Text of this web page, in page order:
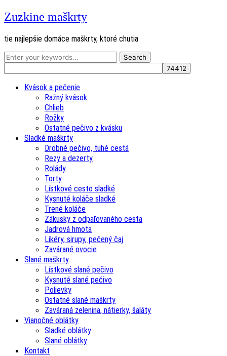
Zuzkine maškrty
tie najlepšie domáce maškrty, ktoré chutia
Kvások a pečenie
Ražný kvások
Chlieb
Rožky
Ostatné pečivo z kvásku
Sladké maškrty
Drobné pečivo, tuhé cestá
Rezy a dezerty
Rolády
Torty
Lístkové cesto sladké
Kysnuté koláče sladké
Trené koláče
Zákusky z odpaľovaného cesta
Jadrová hmota
Likéry, sirupy, pečený čaj
Zavárané ovocie
Slané maškrty
Lístkové slané pečivo
Kysnuté slané pečivo
Polievky
Ostatné slané maškrty
Zaváraná zelenina, nátierky, šaláty
Vianočné oblátky
Sladké oblátky
Slané oblátky
Kontakt